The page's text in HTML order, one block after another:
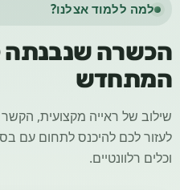
למה ללמוד אצלנו?
הכשרה שנבנתה
המתחדש
שילוב של ראייה מקצועית,
לעזור לכם להיכנס לתחום עם
וכלים רלוונטיים.